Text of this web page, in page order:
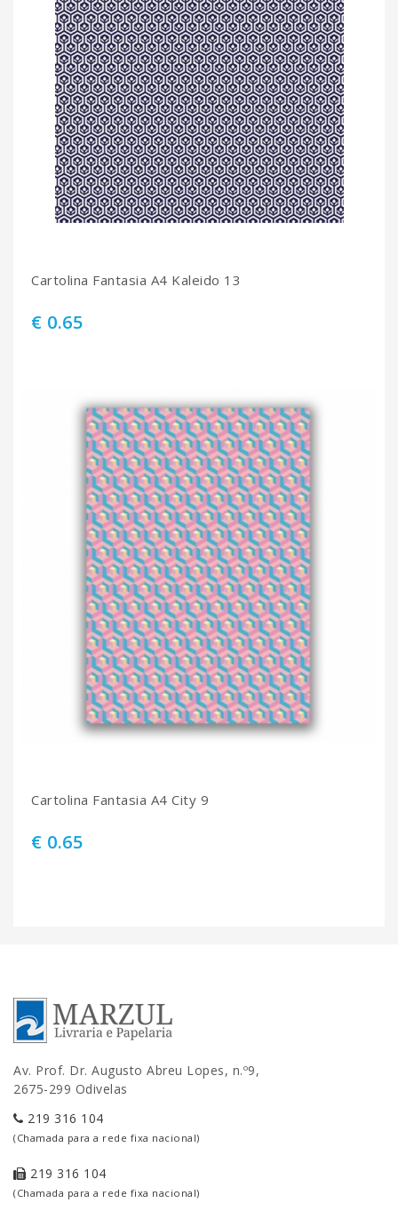
Cartolina Fantasia A4 Kaleido 13
€ 0.65
Cartolina Fantasia A4 City 9
€ 0.65
Av. Prof. Dr. Augusto Abreu Lopes, n.º9,
2675-299 Odivelas
219 316 104
(Chamada para a rede fixa nacional)
219 316 104
(Chamada para a rede fixa nacional)